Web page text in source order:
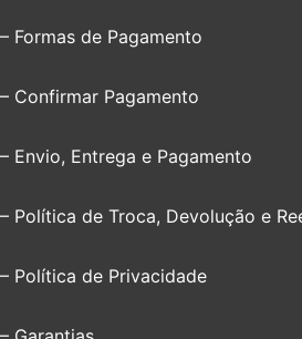
– Formas de Pagamento
– Confirmar Pagamento
– Envio, Entrega e Pagamento
– Política de Troca, Devolução e
– Política de Privacidade